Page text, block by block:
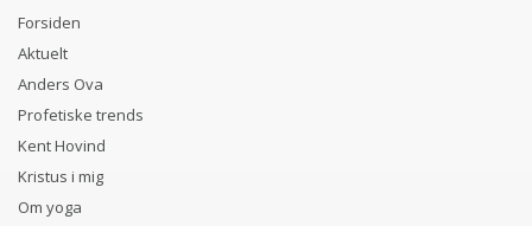
Forsiden
Aktuelt
Anders Ova
Profetiske trends
Kent Hovind
Kristus i mig
Om yoga